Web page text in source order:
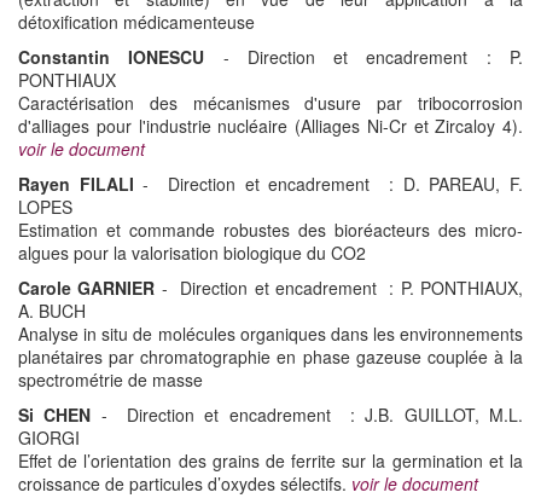
détoxification médicamenteuse
Constantin IONESCU - Direction et encadrement : P.
PONTHIAUX
Caractérisation des mécanismes d'usure par tribocorrosion
d'alliages pour l'industrie nucléaire (Alliages Ni-Cr et Zircaloy 4).
voir le document
Rayen FILALI - Direction et encadrement : D. PAREAU, F.
LOPES
Estimation et commande robustes des bioréacteurs des micro-
algues pour la valorisation biologique du CO2
Carole GARNIER - Direction et encadrement : P. PONTHIAUX,
A. BUCH
Analyse in situ de molécules organiques dans les environnements
planétaires par chromatographie en phase gazeuse couplée à la
spectrométrie de masse
Si CHEN - Direction et encadrement : J.B. GUILLOT, M.L.
GIORGI
Effet de l’orientation des grains de ferrite sur la germination et la
croissance de particules d’oxydes sélectifs. voir le document